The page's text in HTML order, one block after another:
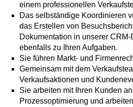
einem professionellen
Das selbständige Koordinieren
das Erstellen von
Dokumentation in unserer
ebenfalls zu Ihren Aufgaben.
Sie führen Markt- und
Gemeinsam mit dem
Verkaufsaktionen und
Sie arbeiten mit Ihren Kunden
Prozessoptimierung und